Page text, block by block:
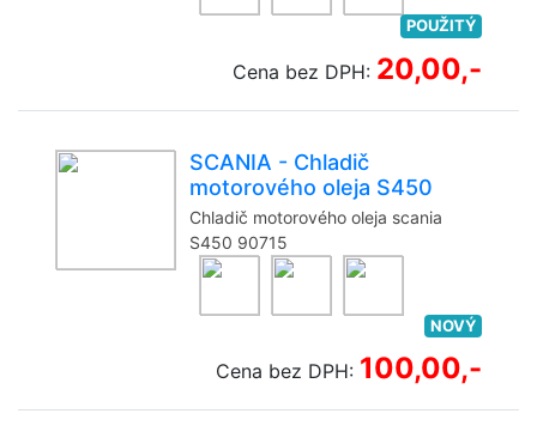
POUŽITÝ
Cena bez DPH: 20,00,-
SCANIA - Chladič
motorového oleja S450
Chladič motorového oleja scania
S450 90715
NOVÝ
Cena bez DPH: 100,00,-